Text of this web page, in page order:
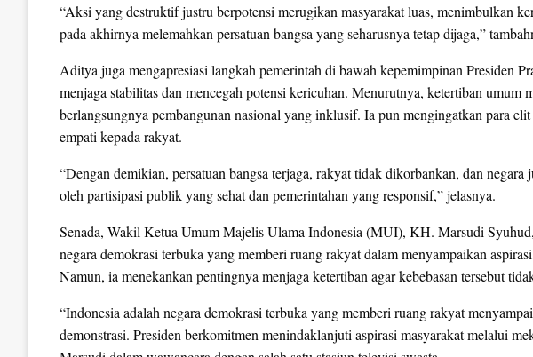
“Aksi yang destruktif justru berpotensi merugikan masyarakat luas, menimbulkan
pada akhirnya melemahkan persatuan bangsa yang seharusnya tetap dijaga,”
Aditya juga mengapresiasi langkah pemerintah di bawah kepemimpinan Presiden
menjaga stabilitas dan mencegah potensi kericuhan. Menurutnya, ketertiban umum
berlangsungnya pembangunan nasional yang inklusif. Ia pun mengingatkan para
empati kepada rakyat.
“Dengan demikian, persatuan bangsa terjaga, rakyat tidak dikorbankan, dan
oleh partisipasi publik yang sehat dan pemerintahan yang responsif,” jelasnya.
Senada, Wakil Ketua Umum Majelis Ulama Indonesia (MUI), KH. Marsudi
negara demokrasi terbuka yang memberi ruang rakyat dalam menyampaikan
Namun, ia menekankan pentingnya menjaga ketertiban agar kebebasan tersebut
“Indonesia adalah negara demokrasi terbuka yang memberi ruang rakyat
demonstrasi. Presiden berkomitmen menindaklanjuti aspirasi masyarakat melalui